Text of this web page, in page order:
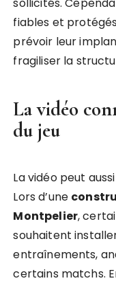
sollicités.
fiables et
prévoir leur
fragiliser la
La vidéo
du jeu
La vidéo peut
Lors d’une
Montpelier,
souhaitent
entraînements,
certains matchs.